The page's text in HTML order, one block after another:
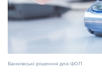
Банківські рішення для ФОП